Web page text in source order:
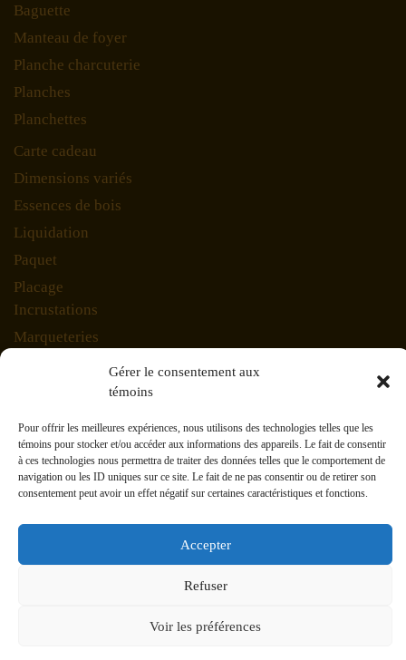
Gérer le consentement aux
témoins
Pour offrir les meilleures expériences, nous utilisons des technologies telles que les
témoins pour stocker et/ou accéder aux informations des appareils. Le fait de consentir
à ces technologies nous permettra de traiter des données telles que le comportement de
navigation ou les ID uniques sur ce site. Le fait de ne pas consentir ou de retirer son
consentement peut avoir un effet négatif sur certaines caractéristiques et fonctions.
Accepter
Refuser
Voir les préférences
Baguette
Manteau de foyer
Planche charcuterie
Planches
Planchettes
Carte cadeau
Dimensions variés
Essences de bois
Liquidation
Paquet
Placage
Incrustations
Marqueteries
Planche charcuterie
Planches en lot
Spécialité
Manteau de foyer (côté naturel)
Pièces d'exception
Plot (côté naturel)
Trousse prêt-à-monter
6507